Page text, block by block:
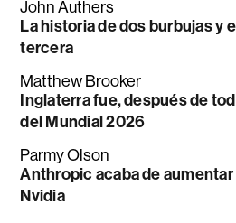
John Authers
La historia de dos burbujas y
tercera
Matthew Brooker
Inglaterra fue, después de
del Mundial 2026
Parmy Olson
Anthropic acaba de
Nvidia